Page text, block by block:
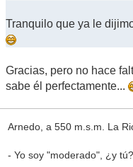
Tranquilo que ya le
Gracias, pero no hace
sabe él perfectamente...
Arnedo, a 550 m.s.m. La
- Yo soy "moderado", ¿y tú?